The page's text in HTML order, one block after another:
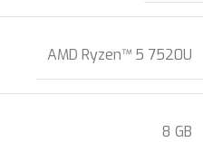
AMD Ryzen™ 5 7520U
8 GB